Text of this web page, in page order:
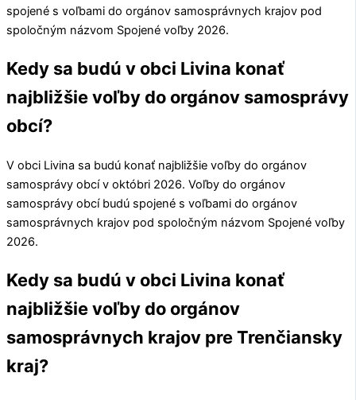
spojené s voľbami do orgánov samosprávnych krajov pod
spoločným názvom Spojené voľby 2026.
Kedy sa budú v obci Livina konať
najbližšie voľby do orgánov samosprávy
obcí?
V obci Livina sa budú konať najbližšie voľby do orgánov
samosprávy obcí v októbri 2026. Voľby do orgánov
samosprávy obcí budú spojené s voľbami do orgánov
samosprávnych krajov pod spoločným názvom Spojené voľby
2026.
Kedy sa budú v obci Livina konať
najbližšie voľby do orgánov
samosprávnych krajov pre Trenčiansky
kraj?